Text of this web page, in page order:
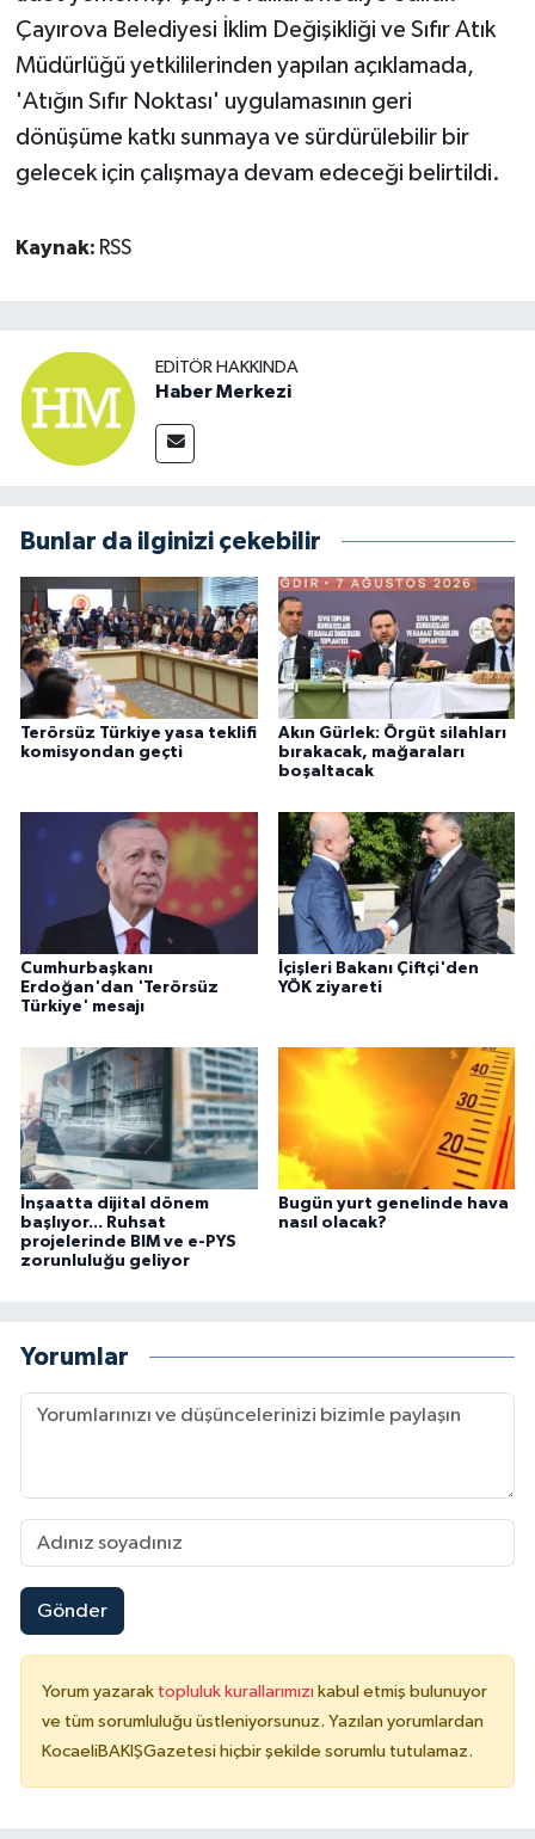
Çayırova Belediyesi İklim Değişikliği ve Sıfır Atık
Müdürlüğü yetkililerinden yapılan açıklamada,
'Atığın Sıfır Noktası' uygulamasının geri
dönüşüme katkı sunmaya ve sürdürülebilir bir
gelecek için çalışmaya devam edeceği belirtildi.
Kaynak: RSS
EDITÖR HAKKINDA
Haber Merkezi
Bunlar da ilginizi çekebilir
Terörsüz Türkiye yasa teklifi
komisyondan geçti
Akın Gürlek: Örgüt silahları
bırakacak, mağaraları
boşaltacak
Cumhurbaşkanı
Erdoğan'dan 'Terörsüz
Türkiye' mesajı
İçişleri Bakanı Çiftçi'den
YÖK ziyareti
İnşaatta dijital dönem
başlıyor... Ruhsat
projelerinde BIM ve e-PYS
zorunluluğu geliyor
Bugün yurt genelinde hava
nasıl olacak?
Yorumlar
Gönder
Yorum yazarak topluluk kurallarımızı kabul etmiş bulunuyor
ve tüm sorumluluğu üstleniyorsunuz. Yazılan yorumlardan
KocaeliBAKIŞGazetesi hiçbir şekilde sorumlu tutulamaz.